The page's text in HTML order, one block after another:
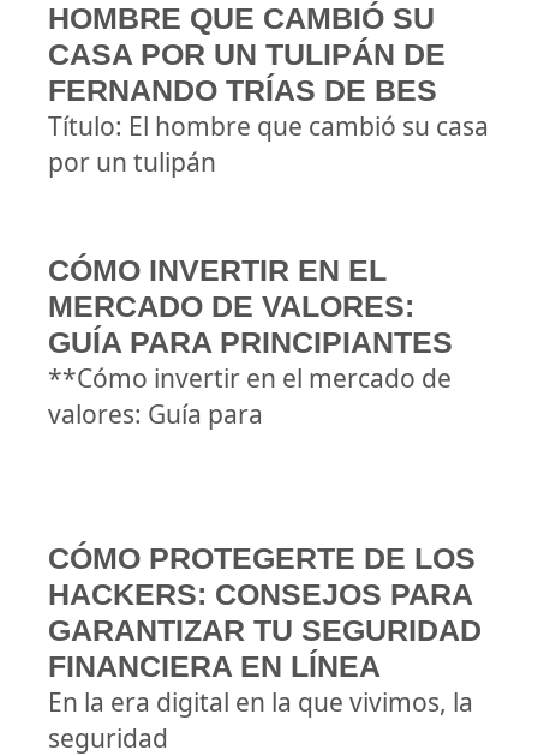
HOMBRE QUE CAMBIÓ SU
CASA POR UN TULIPÁN DE
FERNANDO TRÍAS DE BES
Título: El hombre que cambió su casa
por un tulipán
CÓMO INVERTIR EN EL
MERCADO DE VALORES:
GUÍA PARA PRINCIPIANTES
**Cómo invertir en el mercado de
valores: Guía para
CÓMO PROTEGERTE DE LOS
HACKERS: CONSEJOS PARA
GARANTIZAR TU SEGURIDAD
FINANCIERA EN LÍNEA
En la era digital en la que vivimos, la
seguridad